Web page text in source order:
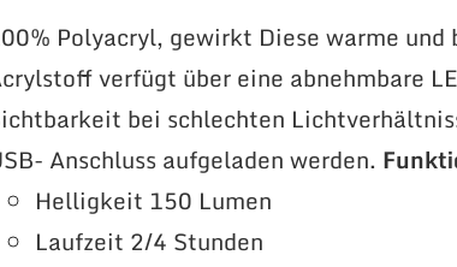
Polyacryl, gewirkt Diese warme und
verfügt über eine abnehmbare
bei schlechten
Anschluss aufgeladen werden.
Helligkeit 150 Lumen
Laufzeit 2/4 Stunden